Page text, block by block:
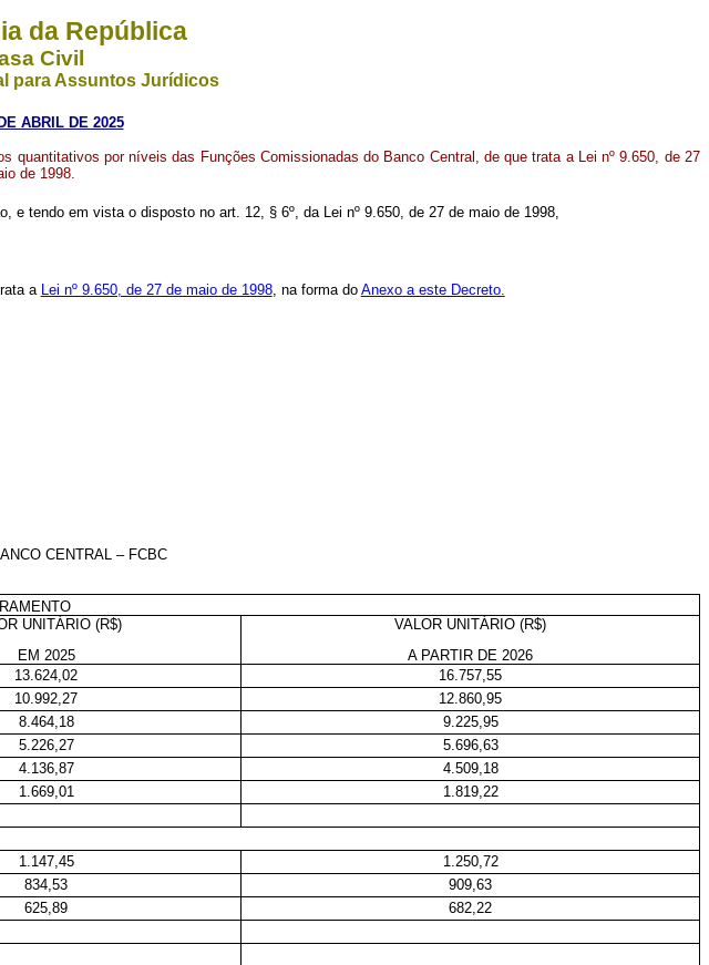
da República
Civil
para Assuntos Jurídicos
ABRIL DE 2025
quantitativos por níveis das Funções Comissionadas do Banco Central, de que trata a Lei nº 9.650, de 27
de 1998.
e tendo em vista o disposto no art. 12, § 6º, da Lei nº 9.650, de 27 de maio de 1998,
a Lei nº 9.650, de 27 de maio de 1998, na forma do Anexo a este Decreto.
CENTRAL – FCBC
UNITÁRIO (R$)
EM 2025
VALOR UNITÁRIO (R$)
A PARTIR DE 2026
13.624,02
16.757,55
10.992,27
12.860,95
8.464,18
9.225,95
5.226,27
5.696,63
4.136,87
4.509,18
1.669,01
1.819,22
1.147,45
1.250,72
834,53
909,63
625,89
682,22